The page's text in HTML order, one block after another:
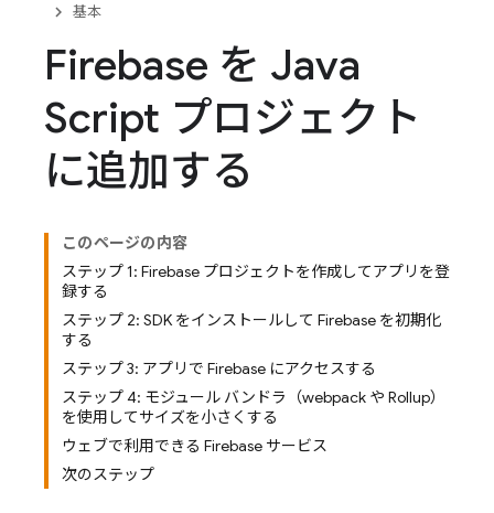
基本
Firebase を Java
Script プロジェクト
に追加する
このページの内容
ステップ 1: Firebase プロジェクトを作成してアプリを登
録する
ステップ 2: SDK をインストールして Firebase を初期化
する
ステップ 3: アプリで Firebase にアクセスする
ステップ 4: モジュール バンドラ（webpack や Rollup）
を使用してサイズを小さくする
ウェブで利用できる Firebase サービス
次のステップ